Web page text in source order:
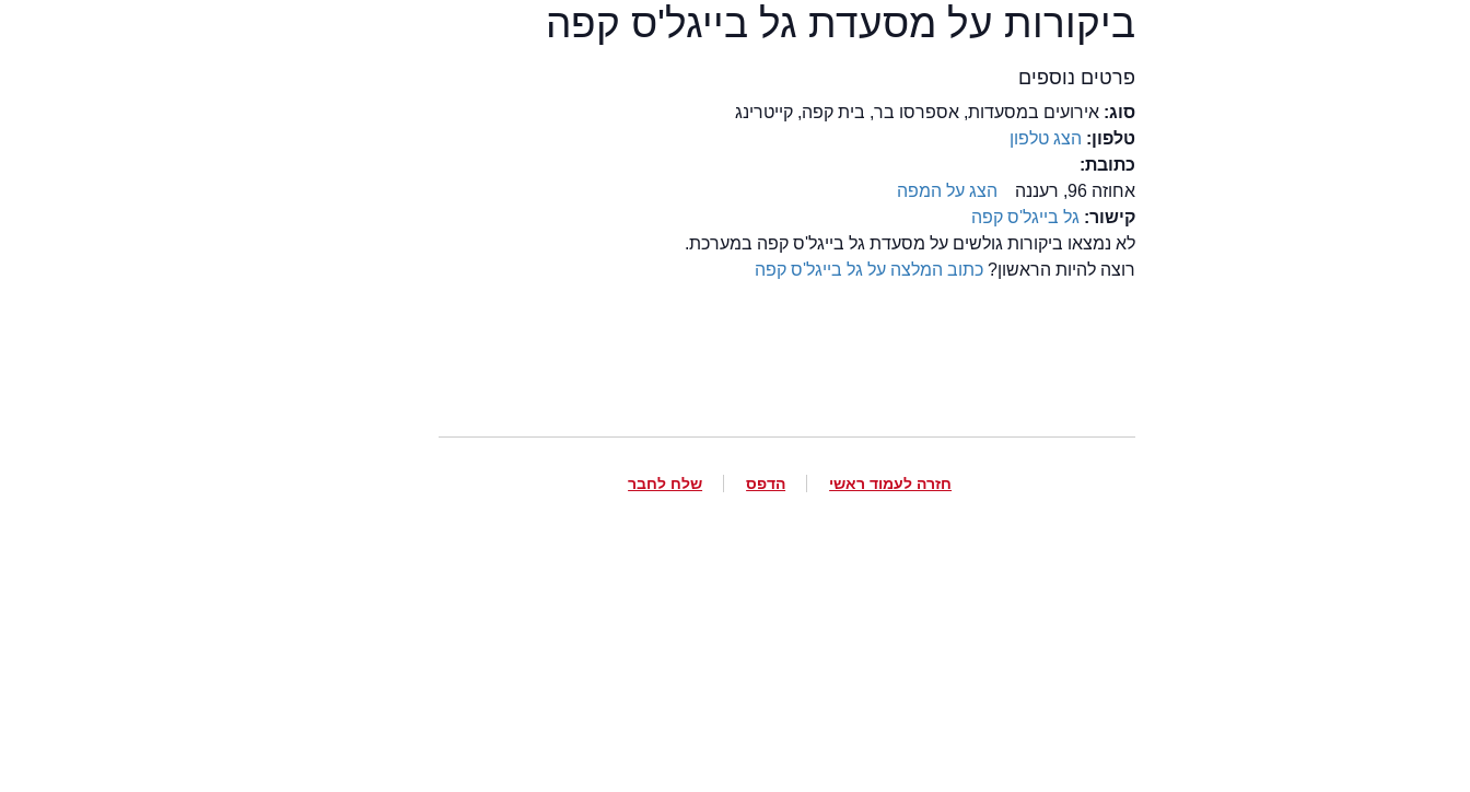
ביקורות על מסעדת גל בייגל'ס קפה
פרטים נוספים
סוג:אירועים במסעדות, אספרסו בר, בית קפה, קייטרינג
טלפון: הצג טלפון
כתובת:
אחוזה 96, רעננה
הצג על המפה
קישור: גל בייגל'ס קפה
לא נמצאו ביקורות גולשים על מסעדת גל בייגל'ס קפה במערכת.
רוצה להיות הראשון?כתוב המלצה על גל בייגל'ס קפה
חזרה לעמוד ראשי הדפס שלח לחבר